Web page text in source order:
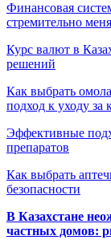
Финансовая
стремительно
Курс валют в
решений
Как выбрать
подход к уходу за
Эффективные
препаратов
Как выбрать
безопасности
В Казахстане
частных домов: